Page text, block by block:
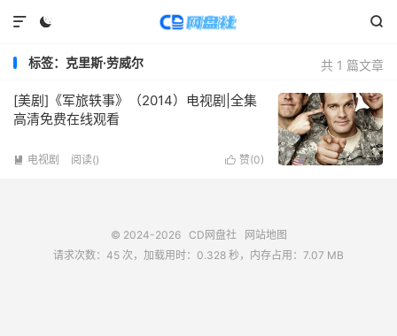
 

共 1 篇文章
标签：克里斯·劳威尔
[美剧]《军旅轶事》（2014）电视剧|全集
高清免费在线观看
 赞(0)
 电视剧 阅读()
© 2024-2026 CD网盘社
网站地图
请求次数：45 次，加载用时：0.328 秒，内存占用：7.07 MB